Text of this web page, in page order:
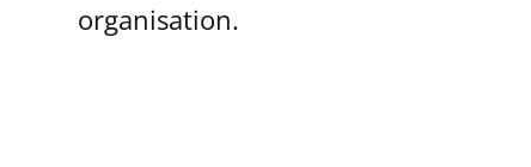
organisation.